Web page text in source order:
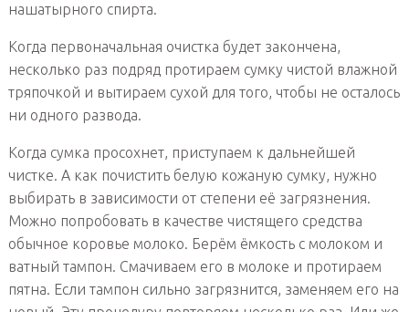
нашатырного спирта.
Когда первоначальная очистка будет закончена,
несколько раз подряд протираем сумку чистой влажной
тряпочкой и вытираем сухой для того, чтобы не осталось
ни одного развода.
Когда сумка просохнет, приступаем к дальнейшей
чистке. А как почистить белую кожаную сумку, нужно
выбирать в зависимости от степени её загрязнения.
Можно попробовать в качестве чистящего средства
обычное коровье молоко. Берём ёмкость с молоком и
ватный тампон. Смачиваем его в молоке и протираем
пятна. Если тампон сильно загрязнится, заменяем его на